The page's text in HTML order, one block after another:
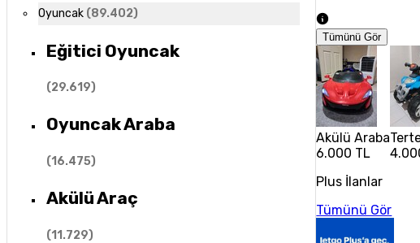
Oyuncak (89.402)
Eğitici Oyuncak
(29.619)
Oyuncak Araba
(16.475)
Akülü Araç
(11.729)
Tümünü Gör
Akülü Araba
6.000 TL
Plus İlanlar
Tümünü Gör